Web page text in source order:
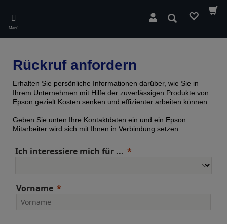
main
content
Menü
Suchen
Rückruf anfordern
Erhalten Sie persönliche Informationen darüber, wie Sie in
Ihrem Unternehmen mit Hilfe der zuverlässigen Produkte von
Epson gezielt Kosten senken und effizienter arbeiten können.
Geben Sie unten Ihre Kontaktdaten ein und ein Epson
Mitarbeiter wird sich mit Ihnen in Verbindung setzen:
Ich interessiere mich für ...
Vorname